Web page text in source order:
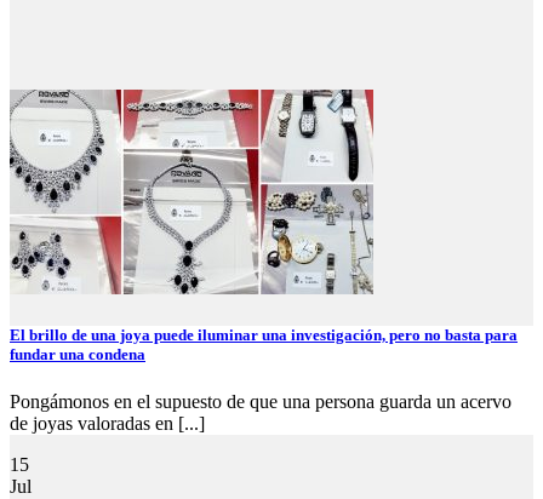
El brillo de una joya puede iluminar una investigación, pero no basta para
fundar una condena
Pongámonos en el supuesto de que una persona guarda un acervo
de joyas valoradas en [...]
15
Jul